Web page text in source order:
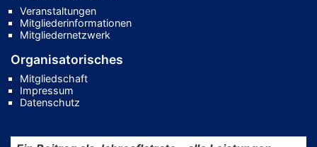
Veranstaltungen
Mitgliederinformationen
Mitgliedernetzwerk
Organisatorisches
Mitgliedschaft
Impressum
Datenschutz